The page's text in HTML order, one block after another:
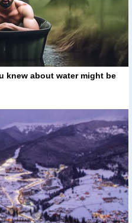
knew about water might be